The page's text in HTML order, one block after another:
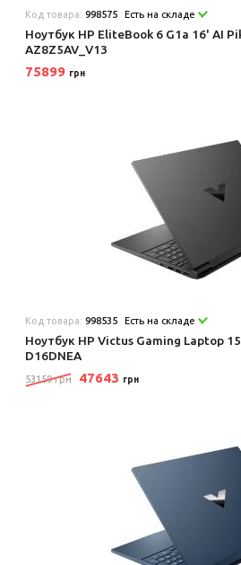
Код товара:998575 Есть на складе
Ноутбук HP EliteBook 6 G1a 16' AI
AZ8Z5AV_V13
75899 грн
Код товара:998535 Есть на складе
Ноутбук HP Victus Gaming Laptop
D16DNEA
53159 грн 47643 грн